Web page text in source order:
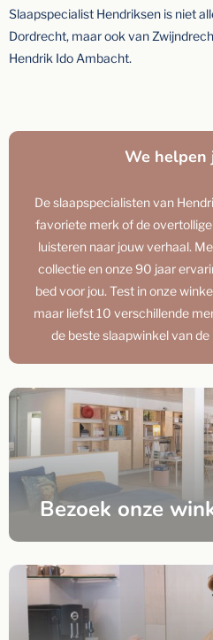
Slaapspecialist Hendriksen is niet
Dordrecht, maar ook van
Hendrik Ido Ambacht.
We helpen
De slaapspecialisten van
favoriete merk of de
luisteren naar jouw verhaal.
collectie en onze 90 jaar
bed voor jou. Test in onze
maar liefst 10 verschillende
de beste slaapwinkel van
Bezoek onze